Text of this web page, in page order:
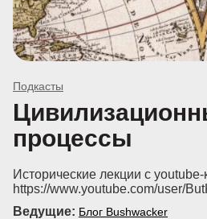
Подкасты
процессы
Исторические лекции с
https://www.youtube.com/user/
Ведущие: Блог Bushwacker